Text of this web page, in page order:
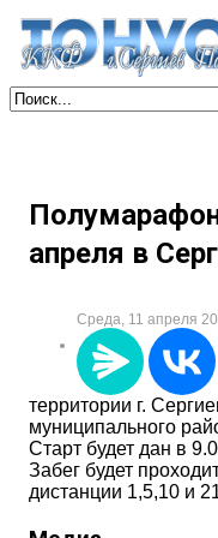
апреля в
Среда, 11 апреля
территории г.
муниципального
Старт будет дан в
Забег будет
дистанции 1,5,10 и